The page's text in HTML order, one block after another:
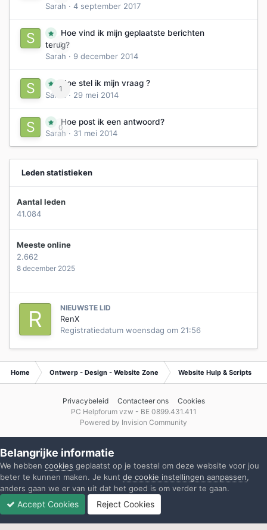
Sarah · 4 september 2017
0
Hoe vind ik mijn geplaatste berichten
terug?
Sarah · 9 december 2014
1
Hoe stel ik mijn vraag ?
Sarah
· 29 mei 2014
0
Hoe post ik een antwoord?
Sarah · 31 mei 2014
Leden statistieken
Aantal leden
41.084
Meeste online
2.662
8 december 2025
NIEUWSTE LID
RenX
Registratiedatum woensdag om 21:56
Home Ontwerp - Design - Website Zone Website Hulp & Scripts
Privacybeleid Contacteer ons
Cookies
PC Helpforum vzw - BE 0899.431.411
Powered by Invision Community
Belangrijke informatie
We hebben cookies geplaatst op je toestel om deze website voor jou
beter te kunnen maken. Je kunt de cookie instellingen aanpassen,
anders gaan we er van uit dat het goed is om verder te gaan.
Accept Cookies Reject Cookies
Ongelezen